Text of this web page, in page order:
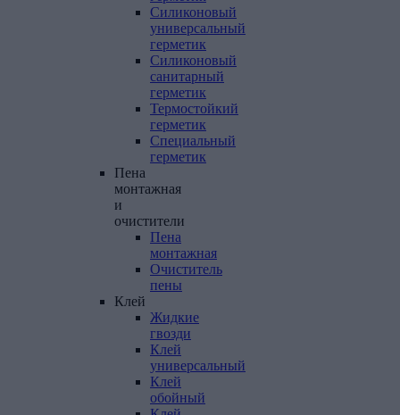
Силиконовый
универсальный
герметик
Силиконовый
санитарный
герметик
Термостойкий
герметик
Специальный
герметик
Пена
монтажная
и
очистители
Пена
монтажная
Очиститель
пены
Клей
Жидкие
гвозди
Клей
универсальный
Клей
обойный